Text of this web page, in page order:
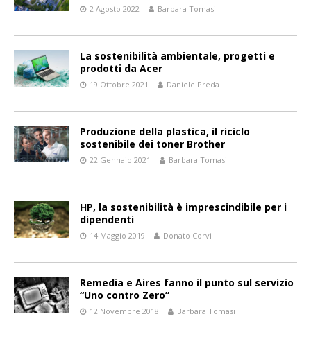
2 Agosto 2022 Barbara Tomasi
La sostenibilità ambientale, progetti e
prodotti da Acer
19 Ottobre 2021 Daniele Preda
Produzione della plastica, il riciclo
sostenibile dei toner Brother
22 Gennaio 2021 Barbara Tomasi
HP, la sostenibilità è imprescindibile per i
dipendenti
14 Maggio 2019 Donato Corvi
Remedia e Aires fanno il punto sul servizio
“Uno contro Zero”
12 Novembre 2018 Barbara Tomasi